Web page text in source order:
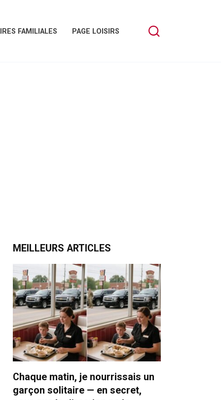
FAMILIALES PAGE LOISIRS
MEILLEURS ARTICLES
Chaque matin, je nourrissais un
garçon solitaire — en secret,